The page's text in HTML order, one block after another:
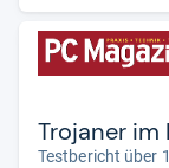
Trojaner im
Testbericht über